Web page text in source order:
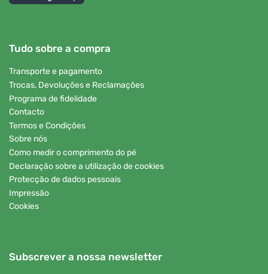
Tudo sobre a compra
Transporte e pagamento
Trocas, Devoluções e Reclamações
Programa de fidelidade
Contacto
Termos e Condições
Sobre nós
Como medir o comprimento do pé
Declaração sobre a utilização de cookies
Protecção de dados pessoais
Impressão
Cookies
Subscrever a nossa newsletter